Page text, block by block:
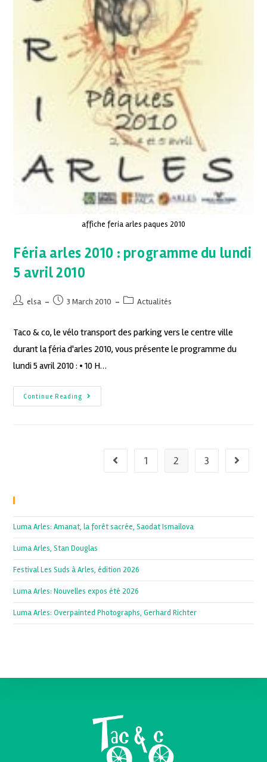
affiche feria arles paques 2010
Féria arles 2010 : programme du lundi
5 avril 2010
elsa 3 March 2010 Actualités
Taco & co, le vélo transport des parking vers le centre ville
durant la féria d'arles 2010, vous présente le programme du
lundi 5 avril 2010 : • 10 H…
Continue Reading
1 2 3
Luma Arles: Amanat, la forêt sacrée, Saodat Ismailova
Luma Arles, Stan Douglas
Festival Les Suds à Arles, édition 2026
Luma Arles: Nouvelles expos été 2026
Luma Arles: Overpainted Photographs, Gerhard Richter